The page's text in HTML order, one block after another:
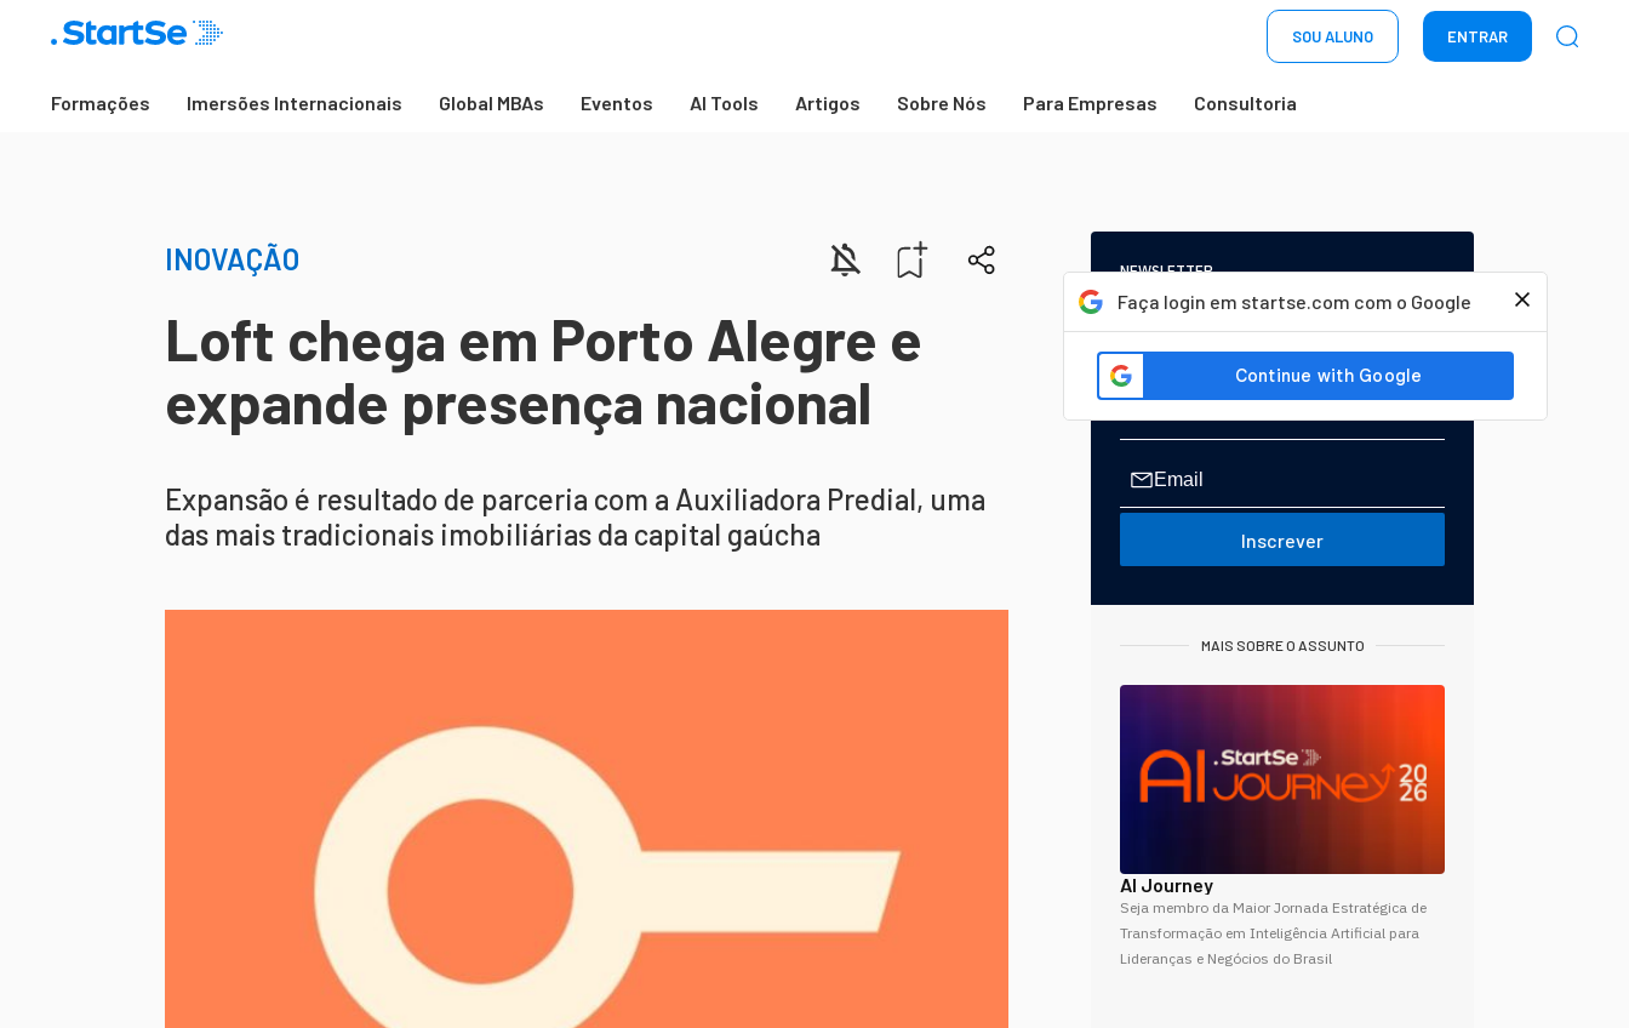
SOU ALUNO ENTRAR
Formações Imersões Internacionais Global MBAs Eventos AI Tools Artigos Sobre Nós Para Empresas Consultoria
Faça login em startse.com com o Google
INOVAÇÃO
Loft chega em Porto Alegre e
expande presença nacional
Expansão é resultado de parceria com a Auxiliadora Predial, uma
das mais tradicionais imobiliárias da capital gaúcha
NEWSLETTER
Start Seu dia:
A Newsletter do AGORA!
Inscrever
MAIS SOBRE O ASSUNTO
AI Journey
Seja membro da Maior Jornada Estratégica de
Transformação em Inteligência Artificial para
Lideranças e Negócios do Brasil